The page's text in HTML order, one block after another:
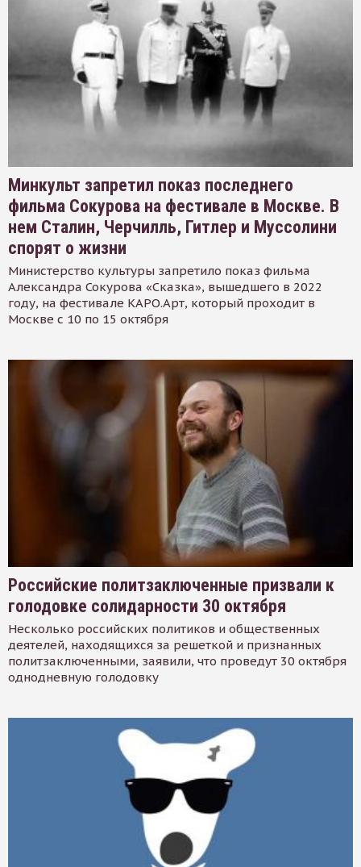
Минкульт запретил показ последнего
фильма Сокурова на фестивале в Москве. В
нем Сталин, Черчилль, Гитлер и Муссолини
спорят о жизни
Министерство культуры запретило показ фильма
Александра Сокурова «Сказка», вышедшего в 2022
году, на фестивале КАРО.Арт, который проходит в
Москве с 10 по 15 октября
Российские политзаключенные призвали к
голодовке солидарности 30 октября
Несколько российских политиков и общественных
деятелей, находящихся за решеткой и признанных
политзаключенными, заявили, что проведут 30 октября
однодневную голодовку